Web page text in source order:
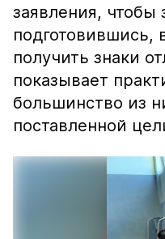
заявления, чтобы
подготовившись,
получить знаки
показывает
большинство из
поставленной